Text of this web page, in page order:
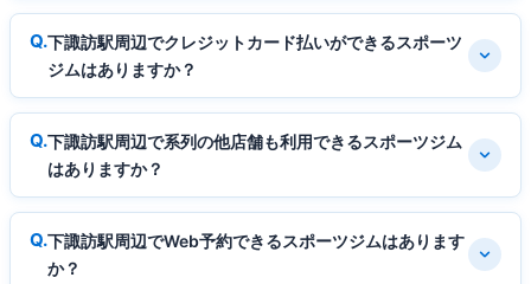
下諏訪駅周辺でクレジットカード払いができるスポーツ
ジムはありますか？
下諏訪駅周辺で系列の他店舗も利用できるスポーツジム
はありますか？
下諏訪駅周辺でWeb予約できるスポーツジムはあります
か？